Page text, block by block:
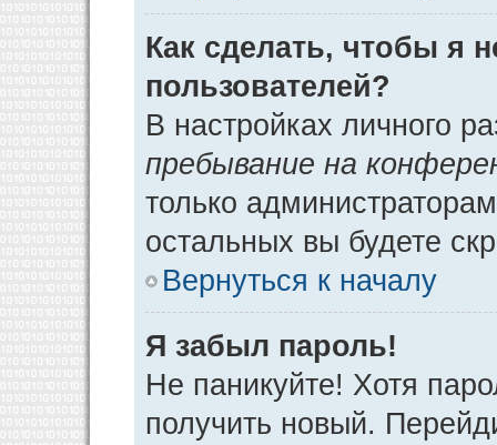
Как сделать, чтобы я
пользователей?
В настройках личного
пребывание на
только
остальных вы будете
Вернуться к началу
Я забыл пароль!
Не паникуйте! Хотя
получить новый.